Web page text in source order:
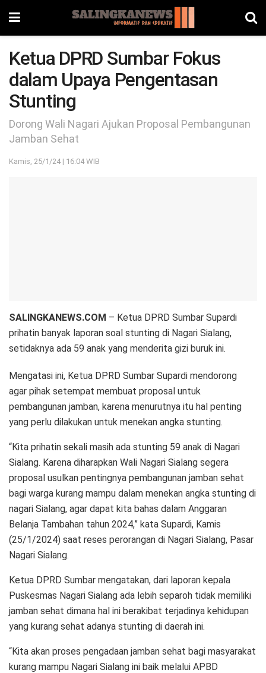
Ketua DPRD Sumbar Fokus
dalam Upaya Pengentasan
Stunting
Dorong Wali Nagari Ajukan Proposal Pembangunan
Jamban Sehat
Kamis, 25/1/24 | 16:04 WIB
SALINGKANEWS.COM – Ketua DPRD Sumbar Supardi
prihatin banyak laporan soal stunting di Nagari Sialang,
setidaknya ada 59 anak yang menderita gizi buruk ini.
Mengatasi ini, Ketua DPRD Sumbar Supardi mendorong
agar pihak setempat membuat proposal untuk
pembangunan jamban, karena menurutnya itu hal penting
yang perlu dilakukan untuk menekan angka stunting.
“Kita prihatin sekali masih ada stunting 59 anak di Nagari
Sialang. Karena diharapkan Wali Nagari Sialang segera
proposal usulkan pentingnya pembangunan jamban sehat
bagi warga kurang mampu dalam menekan angka stunting di
nagari Sialang, agar dapat kita bahas dalam Anggaran
Belanja Tambahan tahun 2024,” kata Supardi, Kamis
(25/1/2024) saat reses perorangan di Nagari Sialang, Pasar
Nagari Sialang.
Ketua DPRD Sumbar mengatakan, dari laporan kepala
Puskesmas Nagari Sialang ada lebih separoh tidak memiliki
jamban sehat dimana hal ini berakibat terjadinya kehidupan
yang kurang sehat adanya stunting di daerah ini.
“Kita akan proses pengadaan jamban sehat bagi masyarakat
kurang mampu Nagari Sialang ini baik melalui APBD